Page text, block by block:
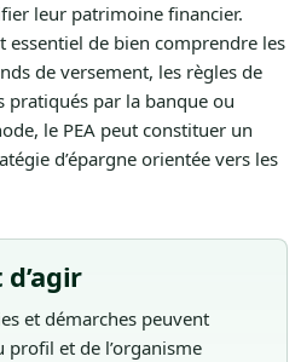
leur patrimoine financier.
essentiel de bien comprendre les
de versement, les règles de
pratiqués par la banque ou
le PEA peut constituer un
d’épargne orientée vers les
et démarches peuvent
et de l’organisme